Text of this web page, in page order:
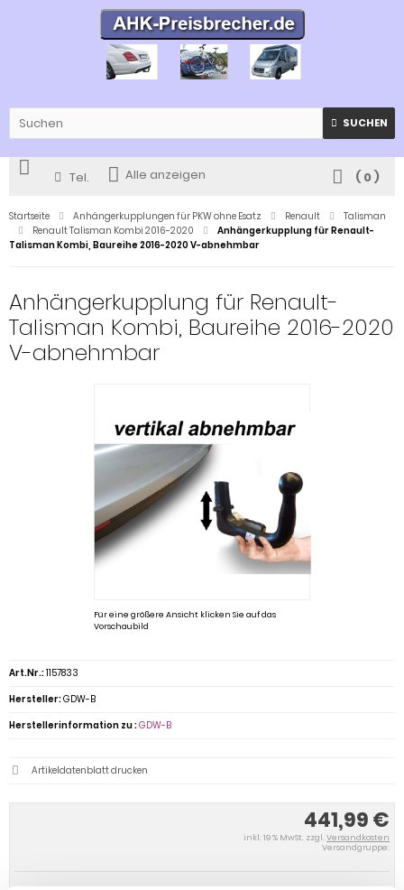
SUCHEN
Tel. Alle anzeigen ( 0)
Startseite Anhängerkupplungen für PKW ohne Esatz Renault
Talisman
Renault Talisman Kombi 2016-2020
Anhängerkupplung für Renault-
Talisman Kombi, Baureihe 2016-2020 V-abnehmbar
Anhängerkupplung für Renault-
Talisman Kombi, Baureihe 2016-2020
V-abnehmbar
Für eine größere Ansicht klicken Sie auf das
Vorschaubild
441,99 €
inkl. 19 % MwSt. zzgl. Versandkosten
Versandgruppe:
Art.Nr.:1157833
Hersteller:GDW-B
Herstellerinformation zu :GDW-B
Artikeldatenblatt drucken